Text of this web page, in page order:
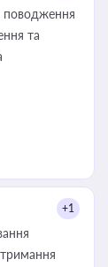
поводження
та
+1